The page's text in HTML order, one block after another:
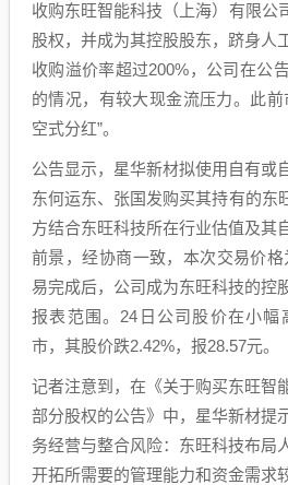
收购东旺智能科技（上海）有限公
股权，并成为其控股股东，跻身人
收购溢价率超过200%，公司在公
的情况，有较大现金流压力。此
空式分红”。
公告显示，星华新材拟使用自有或
东何运东、张国发购买其持有的东
方结合东旺科技所在行业估值及其
前景，经协商一致，本次交易价
易完成后，公司成为东旺科技的控
报表范围。24日公司股价在小幅
市，其股价跌2.42%，报28.57元。
记者注意到，在《关于购买东旺智
部分股权的公告》中，星华新材提
务经营与整合风险：东旺科技布局
开拓所需要的管理能力和资金需求